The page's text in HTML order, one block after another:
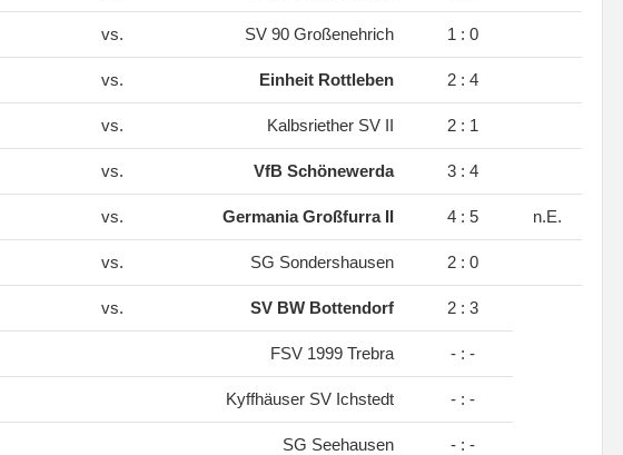
vs. SV 90 Großenehrich 1 : 0
vs. Einheit Rottleben 2 : 4
vs. Kalbsriether SV II 2 : 1
vs. VfB Schönewerda 3 : 4
vs. Germania Großfurra II 4 : 5 n.E.
vs. SG Sondershausen 2 : 0
vs. SV BW Bottendorf 2 : 3
FSV 1999 Trebra - : -
Kyffhäuser SV Ichstedt - : -
SG Seehausen - : -